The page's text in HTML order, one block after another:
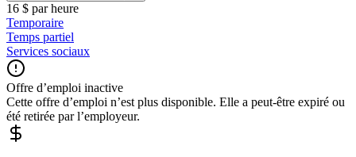
16 $ par heure
Temporaire
Temps partiel
Services sociaux
Offre d’emploi inactive
Cette offre d’emploi n’est plus disponible. Elle a peut-être expiré ou
été retirée par l’employeur.